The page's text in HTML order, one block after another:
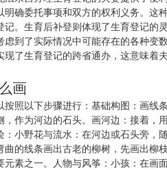
确委托事项和双方的权利义务。这
记。生育后补登则体现了生育登记
虑到了实际情况中可能存在的各种
现了生育登记的跨省通办，这意味
画
照以下步骤进行：基础构图：画线
，作为河边的石头。画河边：接着
小野花与流水：在河边或石头旁，
的线条画出古老的柳树，先画出柳
素之一。人物与风筝：小孩：在画